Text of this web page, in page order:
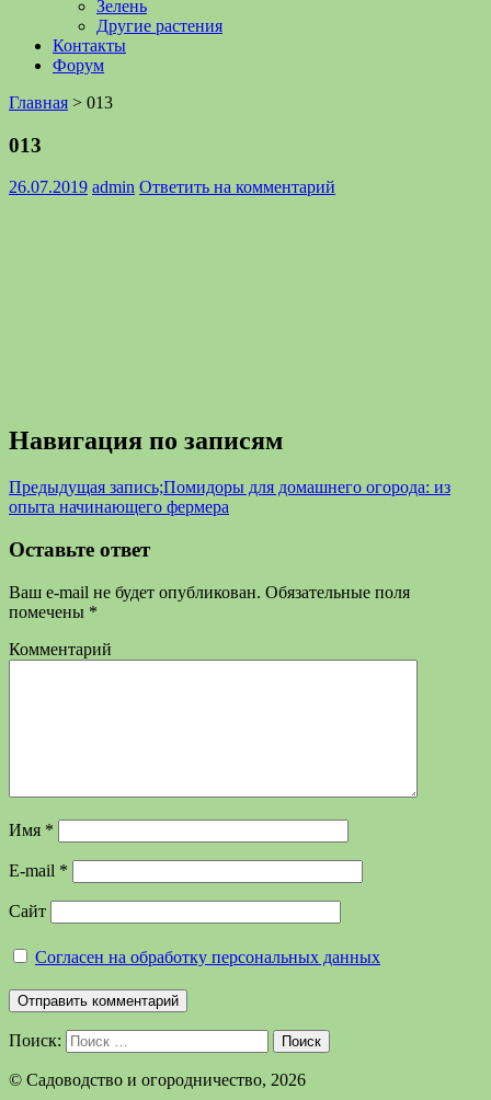
Зелень
Другие растения
Контакты
Форум
Главная > 013
013
26.07.2019 admin Ответить на комментарий
Навигация по записям
Предыдущая запись;Помидоры для домашнего огорода: из
опыта начинающего фермера
Оставьте ответ
Ваш e-mail не будет опубликован. Обязательные поля
помечены *
Комментарий
Имя *
E-mail *
Сайт
Согласен на обработку персональных данных
Поиск: Поиск
©️ Садоводство и огородничество, 2026